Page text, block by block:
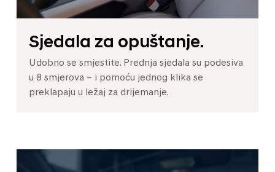
Sjedala za opuštanje.
Udobno se smjestite. Prednja sjedala su podesiva
u 8 smjerova – i pomoću jednog klika se
preklapaju u ležaj za drijemanje.